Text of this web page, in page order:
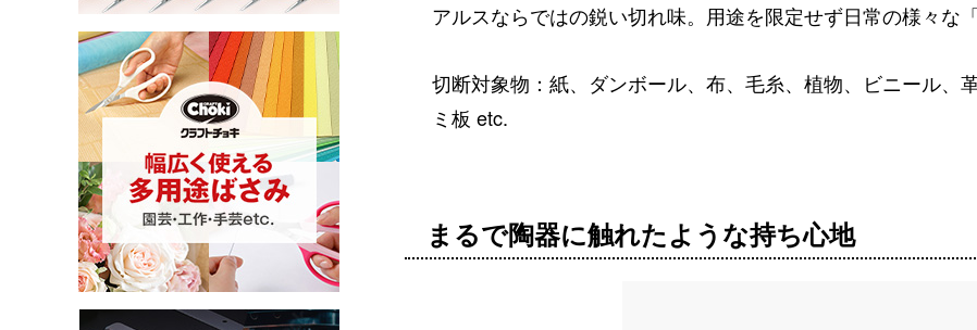
アルスならではの鋭い切れ味。用途を限定せず日常の様々な
切断対象物：紙、ダンボール、布、毛糸、植物、ビニール、
ミ板 etc.
まるで陶器に触れたような持ち心地